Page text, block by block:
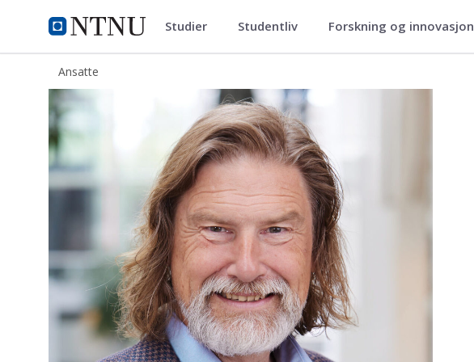
NTNU Hjemmeside
ntnu.no Studier Studentliv Forskning og innovasjon
Ansatte
Haakon Thue Lie